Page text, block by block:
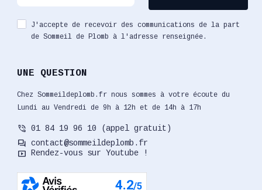
J'accepte de recevoir des communications de la part
de Sommeil de Plomb à l'adresse renseignée.
UNE QUESTION
Chez Sommeildeplomb.fr nous sommes à votre écoute du
Lundi au Vendredi de 9h à 12h et de 14h à 17h
phone_in_talk 01 84 19 96 10 (appel gratuit)
forum contact@sommeildeplomb.fr
smart_display Rendez-vous sur Youtube !